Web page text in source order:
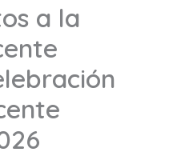
a la